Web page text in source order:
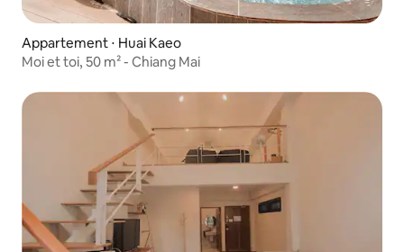
Appartement ⋅ Huai Kaeo
Moi et toi, 50 m² - Chiang Mai